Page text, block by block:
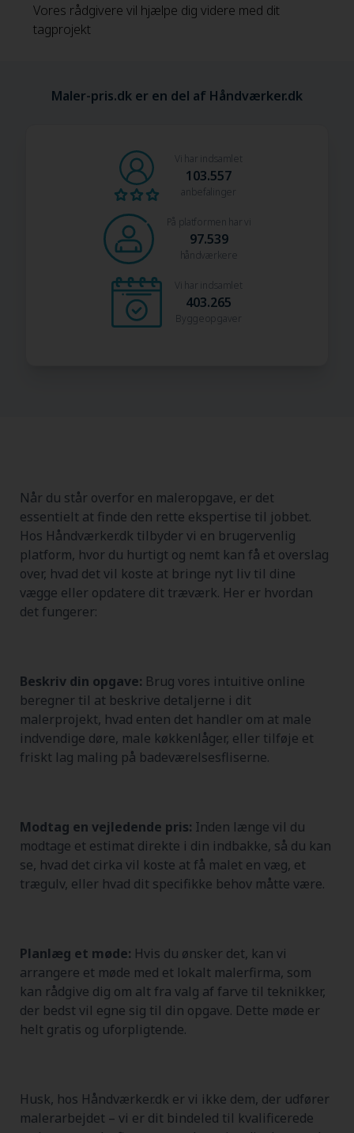
Vores rådgivere vil hjælpe dig videre med dit
tagprojekt
Maler-pris.dk er en del af Håndværker.dk
Vi har indsamlet
103.557
anbefalinger
På platformen har vi
97.539
håndværkere
Vi har indsamlet
403.265
Byggeopgaver
Når du står overfor en maleropgave, er det
essentielt at finde den rette ekspertise til jobbet.
Hos Håndværker.dk tilbyder vi en brugervenlig
platform, hvor du hurtigt og nemt kan få et overslag
over, hvad det vil koste at bringe nyt liv til dine
vægge eller opdatere dit træværk. Her er hvordan
det fungerer:
Beskriv din opgave: Brug vores intuitive online
beregner til at beskrive detaljerne i dit
malerprojekt, hvad enten det handler om at male
indvendige døre, male køkkenlåger, eller tilføje et
friskt lag maling på badeværelsesfliserne.
Modtag en vejledende pris: Inden længe vil du
modtage et estimat direkte i din indbakke, så du kan
se, hvad det cirka vil koste at få malet en væg, et
trægulv, eller hvad dit specifikke behov måtte være.
Planlæg et møde: Hvis du ønsker det, kan vi
arrangere et møde med et lokalt malerfirma, som
kan rådgive dig om alt fra valg af farve til teknikker,
der bedst vil egne sig til din opgave. Dette møde er
helt gratis og uforpligtende.
Husk, hos Håndværker.dk er vi ikke dem, der udfører
malerarbejdet – vi er dit bindeled til kvalificerede